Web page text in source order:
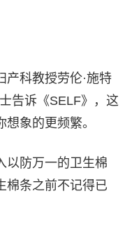
产科教授劳伦·施特
告诉《SELF》，这
象的更频繁。
以防万一的卫生棉
棉条之前不记得已